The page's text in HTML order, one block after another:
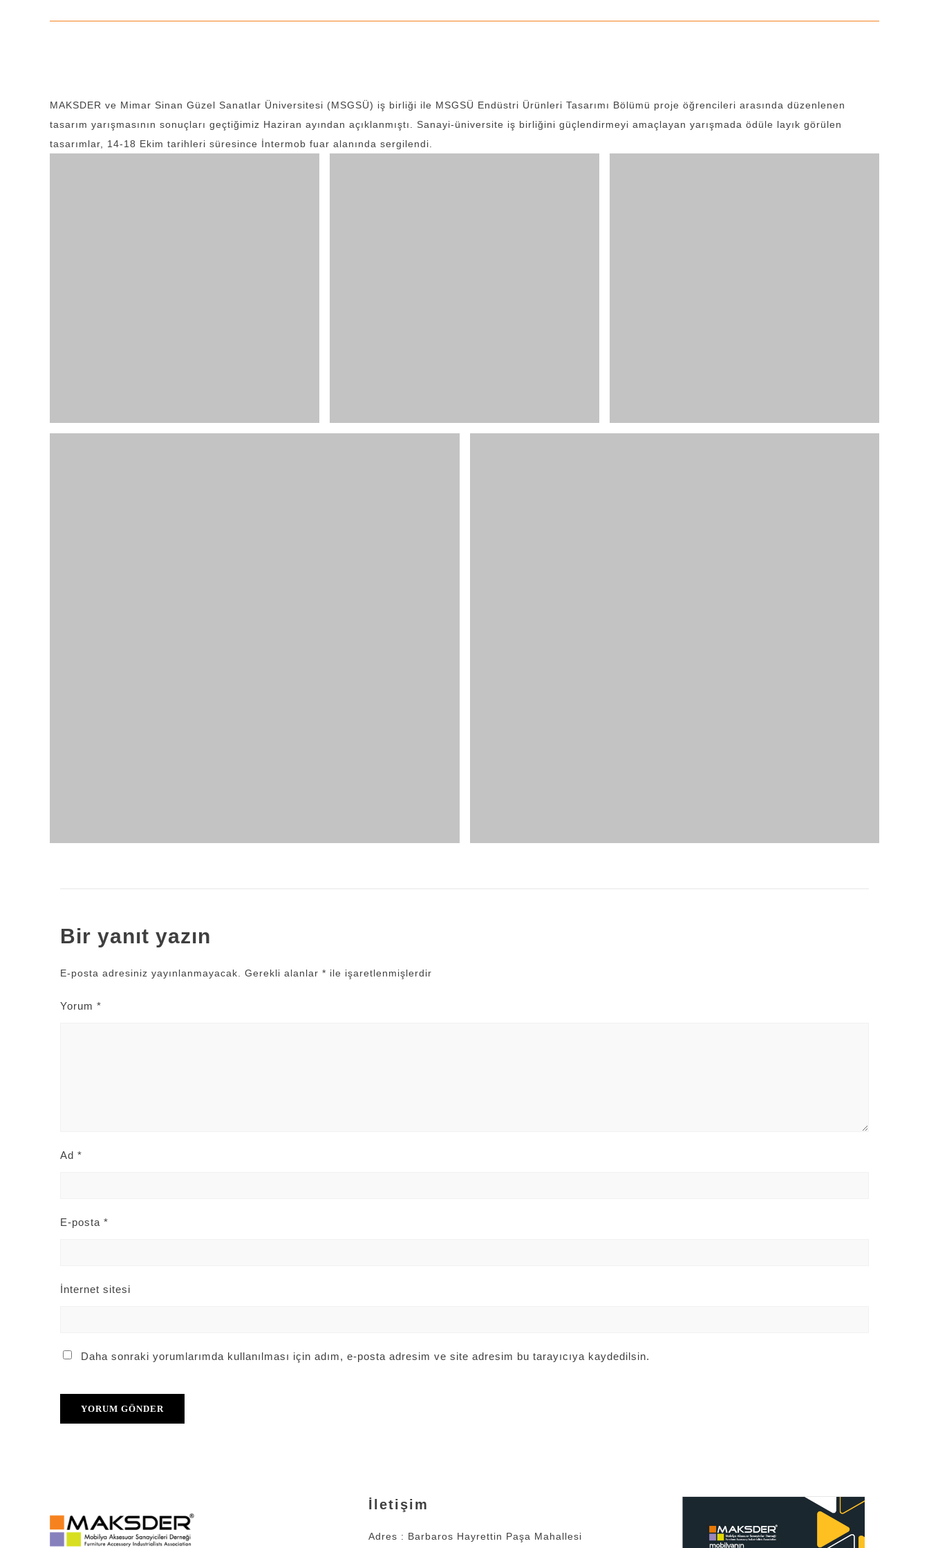
MAKSDER ve Mimar Sinan Güzel Sanatlar Üniversitesi (MSGSÜ) iş birliği ile MSGSÜ Endüstri Ürünleri Tasarımı Bölümü proje öğrencileri arasında düzenlenen
tasarım yarışmasının sonuçları geçtiğimiz Haziran ayından açıklanmıştı. Sanayi-üniversite iş birliğini güçlendirmeyi amaçlayan yarışmada ödüle layık görülen
tasarımlar, 14-18 Ekim tarihleri süresince İntermob fuar alanında sergilendi.
Bir yanıt yazın
E-posta adresiniz yayınlanmayacak. Gerekli alanlar * ile işaretlenmişlerdir
Yorum *
Ad *
E-posta *
İnternet sitesi
Daha sonraki yorumlarımda kullanılması için adım, e-posta adresim ve site adresim bu tarayıcıya kaydedilsin.
İletişim
Adres : Barbaros Hayrettin Paşa Mahallesi